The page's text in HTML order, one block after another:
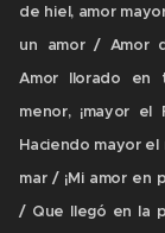
de hiel, amor
un amor / Amor
Amor llorado
menor, ¡mayor
Haciendo mayor
mar / ¡Mi amor en
/ Que llegó en la